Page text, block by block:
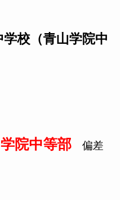
校（青山学院中
院中等部偏差